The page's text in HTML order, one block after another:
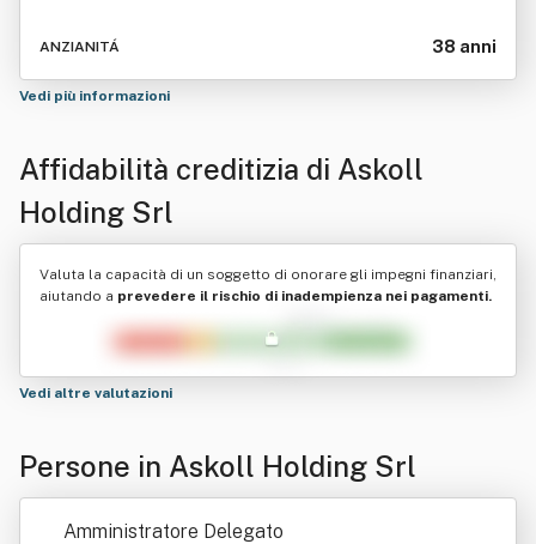
ANZIANITÁ 38 anni
Vedi più informazioni
Affidabilità creditizia di Askoll
Holding Srl
Valuta la capacità di un soggetto di onorare gli impegni finanziari,
aiutando a prevedere il rischio di inadempienza nei pagamenti.
Vedi altre valutazioni
Persone in Askoll Holding Srl
Amministratore Delegato